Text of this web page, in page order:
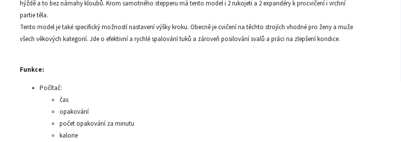
hýždě a to bez námahy kloubů. Krom samotného stepperu má tento model i 2 rukojeti a 2 expandéry k procvičení i vrchní
partie těla.
Tento model je také specifický možností nastavení výšky kroku. Obecně je cvičení na těchto strojích vhodné pro ženy a muže
všech věkových kategorií. Jde o efektivní a rychlé spalování tuků a zároveň posilování svalů a práci na zlepšení kondice.
Funkce:
Počítač:
čas
opakování
počet opakování za minutu
kalorie